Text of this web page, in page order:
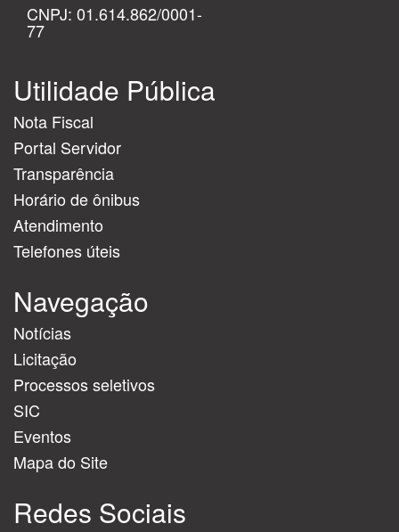
CNPJ: 01.614.862/0001-
77
Utilidade Pública
Nota Fiscal
Portal Servidor
Transparência
Horário de ônibus
Atendimento
Telefones úteis
Navegação
Notícias
Licitação
Processos seletivos
SIC
Eventos
Mapa do Site
Redes Sociais